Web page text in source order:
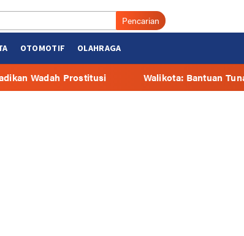
Pencarian
OTOMOTIF OLAHRAGA
Walikota: Bantuan Tunai Bagi UMKM,